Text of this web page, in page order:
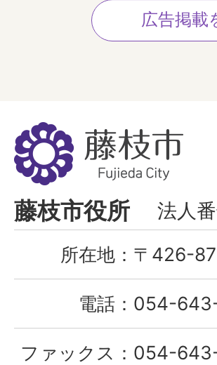
広告掲載
藤
枝
市
Fujieda
City
藤枝市役所 法人
所在地： 〒426-
電話： 054-643-
ファックス： 054-